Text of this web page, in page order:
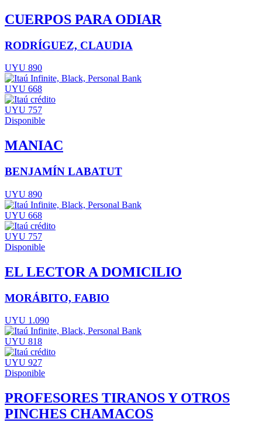
CUERPOS PARA ODIAR
RODRÍGUEZ, CLAUDIA
UYU 890
UYU 668
UYU 757
Disponible
MANIAC
BENJAMÍN LABATUT
UYU 890
UYU 668
UYU 757
Disponible
EL LECTOR A DOMICILIO
MORÁBITO, FABIO
UYU 1.090
UYU 818
UYU 927
Disponible
PROFESORES TIRANOS Y OTROS
PINCHES CHAMACOS